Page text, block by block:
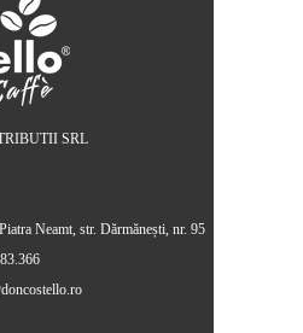
SRL
Neamt, str. Dărmănești, nr. 95